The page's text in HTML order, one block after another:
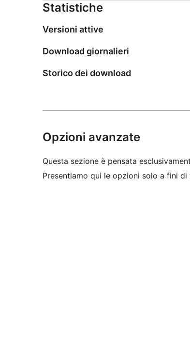
Statistiche
Versioni attive
Download giornalieri
Storico dei download
Opzioni avanzate
Questa sezione è pensata
Presentiamo qui le opzioni solo a fini